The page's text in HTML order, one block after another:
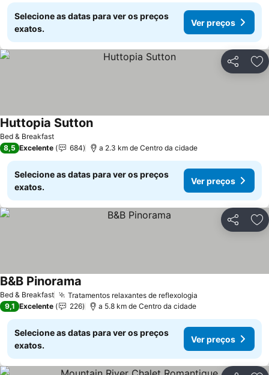
Selecione as datas para ver os preços
exatos.
Ver preços
Partilhar
Bed & Breakfast
Huttopia SuttonVer preços
8,5 Excelente 684 a 2.3 km de Centro da cidade
Selecione as datas para ver os preços
exatos.
Ver preços
Partilhar
Bed & Breakfast Tratamentos relaxantes de reflexologia
B&B Pinorama
9,1 Excelente 226 a 5.8 km de Centro da cidade
Selecione as datas para ver os preços
exatos.
Ver preços